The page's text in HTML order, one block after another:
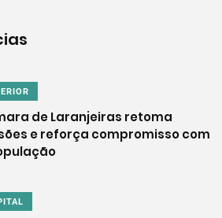
de Laranjeiras retoma
e reforça compromisso com